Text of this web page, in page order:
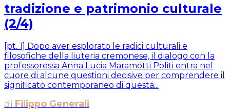
tradizione e patrimonio culturale
(2/4)
[pt. 1] Dopo aver esplorato le radici culturali e
filosofiche della liuteria cremonese, il dialogo con la
professoressa Anna Lucia Maramotti Politi entra nel
cuore di alcune questioni decisive per comprendere il
significato contemporaneo di questa...
di Filippo Generali